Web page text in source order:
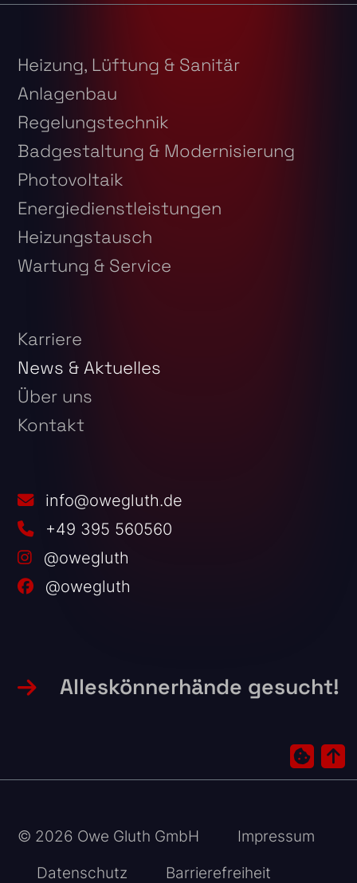
Heizung, Lüftung & Sanitär
Anlagenbau
Regelungstechnik
Badgestaltung & Modernisierung
Photovoltaik
Energiedienstleistungen
Heizungstausch
Wartung & Service
Karriere
News & Aktuelles
Über uns
Kontakt
info@owegluth.de
+49 395 560560
@owegluth
@owegluth
Alleskönnerhände gesucht!
© 2026 Owe Gluth GmbH
Impressum
Datenschutz
Barrierefreiheit